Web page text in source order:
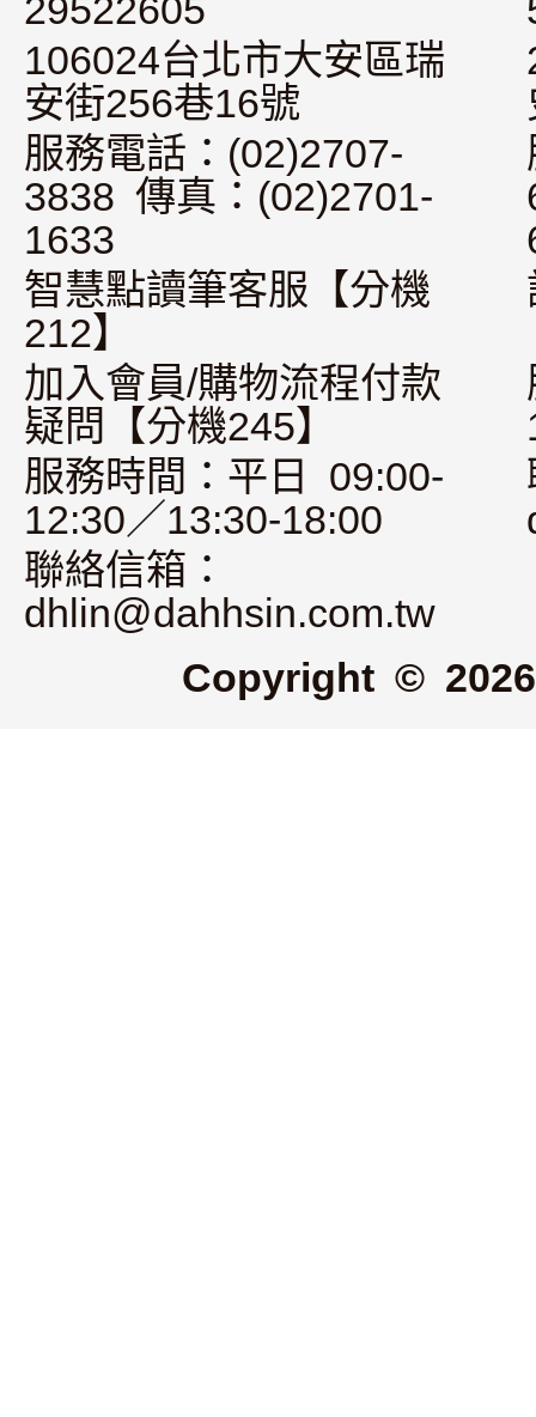
29522605
106024台北市大安區瑞
安街256巷16號
服務電話：(02)2707-
3838 傳真：(02)2701-
1633
智慧點讀筆客服【分機
212】
加入會員/購物流程付款
疑問【分機245】
服務時間：平日 09:00-
12:30／13:30-18:00
聯絡信箱：
dhlin@dahhsin.com.tw
Copyright ©